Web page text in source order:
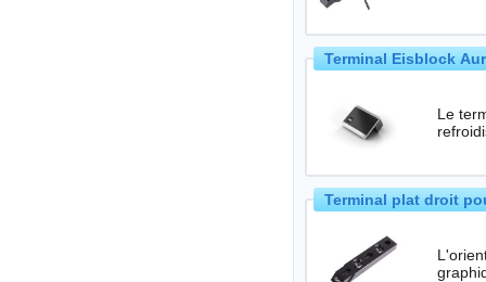
Terminal Eisblock
Le
Terminal plat droit